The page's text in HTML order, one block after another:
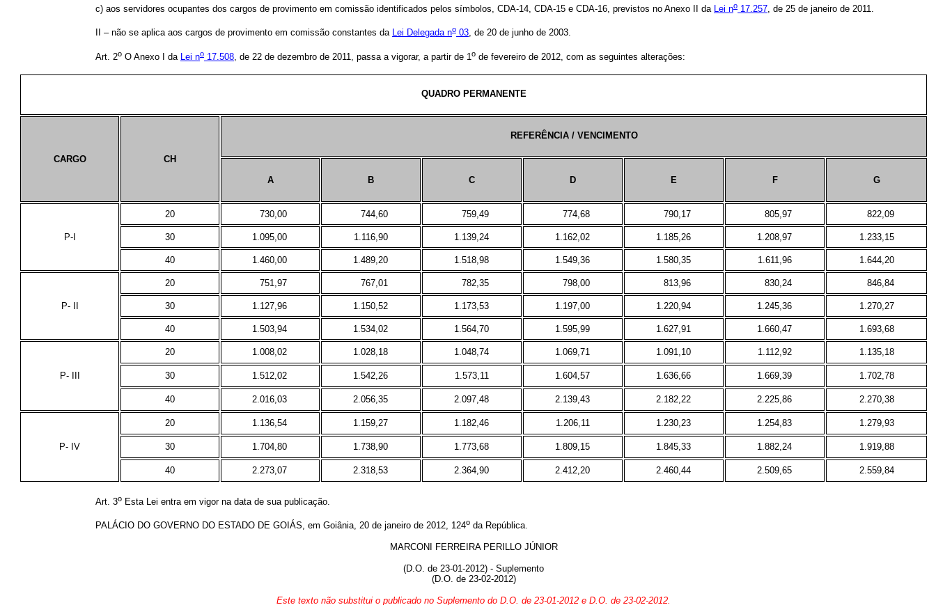
c) aos servidores ocupantes dos cargos de provimento em comissão identificados pelos símbolos, CDA-14, CDA-15 e CDA-16, previstos no Anexo II da Lei no 17.257 , de 25 de janeiro de 2011.
II – não se aplica aos cargos de provimento em comissão constantes da Lei Delegada no 03, de 20 de junho de 2003.
Art. 2o O Anexo I da Lei no 17.508 , de 22 de dezembro de 2011, passa a vigorar, a partir de 1o de fevereiro de 2012, com as seguintes alterações:
QUADRO PERMANENTE
CARGO CH
REFERÊNCIA / VENCIMENTO
A B C D E F G
P-I
20 730,00 744,60 759,49 774,68 790,17 805,97 822,09
30 1.095,00 1.116,90 1.139,24 1.162,02 1.185,26 1.208,97 1.233,15
40 1.460,00 1.489,20 1.518,98 1.549,36 1.580,35 1.611,96 1.644,20
P- II
20 751,97 767,01 782,35 798,00 813,96 830,24 846,84
30 1.127,96 1.150,52 1.173,53 1.197,00 1.220,94 1.245,36 1.270,27
40 1.503,94 1.534,02 1.564,70 1.595,99 1.627,91 1.660,47 1.693,68
P- III
20 1.008,02 1.028,18 1.048,74 1.069,71 1.091,10 1.112,92 1.135,18
30 1.512,02 1.542,26 1.573,11 1.604,57 1.636,66 1.669,39 1.702,78
40 2.016,03 2.056,35 2.097,48 2.139,43 2.182,22 2.225,86 2.270,38
P- IV
20 1.136,54 1.159,27 1.182,46 1.206,11 1.230,23 1.254,83 1.279,93
30 1.704,80 1.738,90 1.773,68 1.809,15 1.845,33 1.882,24 1.919,88
40 2.273,07 2.318,53 2.364,90 2.412,20 2.460,44 2.509,65 2.559,84
Art. 3o Esta Lei entra em vigor na data de sua publicação.
PALÁCIO DO GOVERNO DO ESTADO DE GOIÁS, em Goiânia, 20 de janeiro de 2012, 124o da República.
MARCONI FERREIRA PERILLO JÚNIOR
(D.O. de 23-01-2012) - Suplemento
(D.O. de 23-02-2012)
Este texto não substitui o publicado no Suplemento do D.O. de 23-01-2012 e D.O. de 23-02-2012.